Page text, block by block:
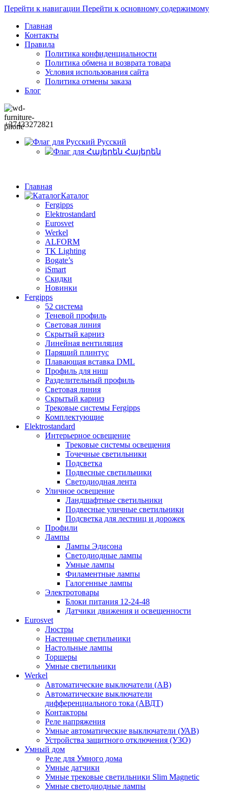
Перейти к навигации Перейти к основному содержимому
Главная
Контакты
Правила
Политика конфиденциальности
Политика обмена и возврата товара
Условия использования сайта
Политика отмены заказа
Блог
+37433272821
Русский
Հայերեն
Главная
Каталог
Fergipps
Elektrostandard
Eurosvet
Werkel
ALFORM
TK Lighting
Bogate’s
iSmart
Скидки
Новинки
Fergipps
52 система
Теневой профиль
Световая линия
Скрытый карниз
Линейная вентиляция
Парящий плинтус
Плавающая вставка DML
Профиль для ниш
Разделительный профиль
Световая линия
Скрытый карниз
Трековые системы Fergipps
Комплектующие
Elektrostandard
Интерьерное освещение
Трековые системы освещения
Точечные светильники
Подсветка
Подвесные светильники
Светодиодная лента
Уличное освещение
Ландшафтные светильники
Подвесные уличные светильники
Подсветка для лестниц и дорожек
Профили
Лампы
Лампы Эдисона
Светодиодные лампы
Умные лампы
Филаментные лампы
Галогенные лампы
Электротовары
Блоки питания 12-24-48
Датчики движения и освещенности
Eurosvet
Люстры
Настенные светильники
Настольные лампы
Торшеры
Умные светильники
Werkel
Автоматические выключатели (АВ)
Автоматические выключатели
дифференциального тока (АВДТ)
Контакторы
Реле напряжения
Умные автоматические выключатели (УАВ)
Устройства защитного отключения (УЗО)
Умный дом
Реле для Умного дома
Умные датчики
Умные трековые светильники Slim Magnetic
Умные светодиодные лампы